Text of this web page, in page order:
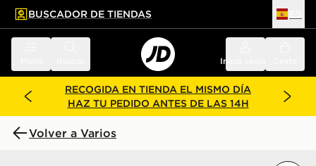
principal
pie de página
BUSCADOR DE TIENDAS
Inicia sesión
RECOGIDA EN TIENDA EL MISMO DÍA
HAZ TU PEDIDO ANTES DE LAS 14H
Volver a Varios